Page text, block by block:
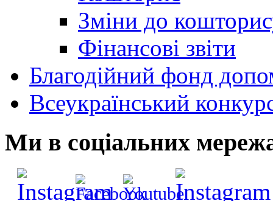
Зміни до
Фінансові звіти
Благодійний фонд
Всеукраїнський
Ми в соціальних